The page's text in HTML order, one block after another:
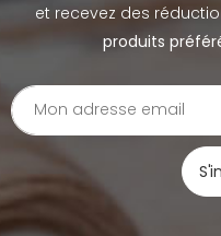
et recevez des
produits